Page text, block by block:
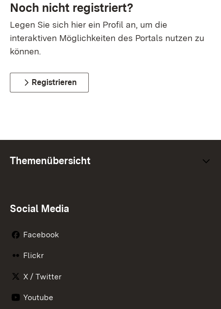
Noch nicht registriert?
Legen Sie sich hier ein Profil an, um die
interaktiven Möglichkeiten des Portals nutzen zu
können.
Registrieren
Themenübersicht
Social Media
Facebook
Flickr
X / Twitter
Youtube